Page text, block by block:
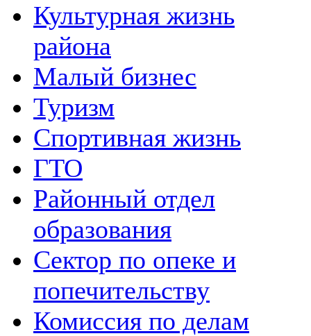
Культурная жизнь
района
Малый бизнес
Туризм
Спортивная жизнь
ГТО
Районный отдел
образования
Сектор по опеке и
попечительству
Комиссия по делам